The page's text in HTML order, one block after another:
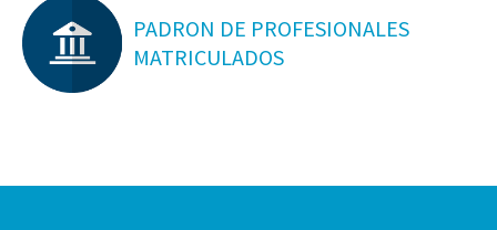
PADRON DE PROFESIONALES
MATRICULADOS